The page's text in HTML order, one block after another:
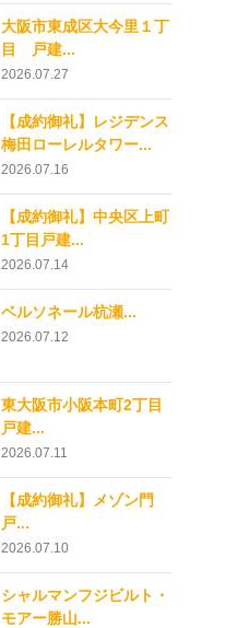
大阪市東成区大今里１丁
目 戸建...
2026.07.27
【成約御礼】レジデンス
梅田ローレルタワー...
2026.07.16
【成約御礼】中央区上町
1丁目戸建...
2026.07.14
ベルソネール杭瀬...
2026.07.12
東大阪市小阪本町2丁目
戸建...
2026.07.11
【成約御礼】メゾン門
戸...
2026.07.10
シャルマンフジビルト・
モアー勝山...